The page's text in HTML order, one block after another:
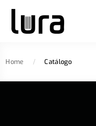
Home / Catálogo